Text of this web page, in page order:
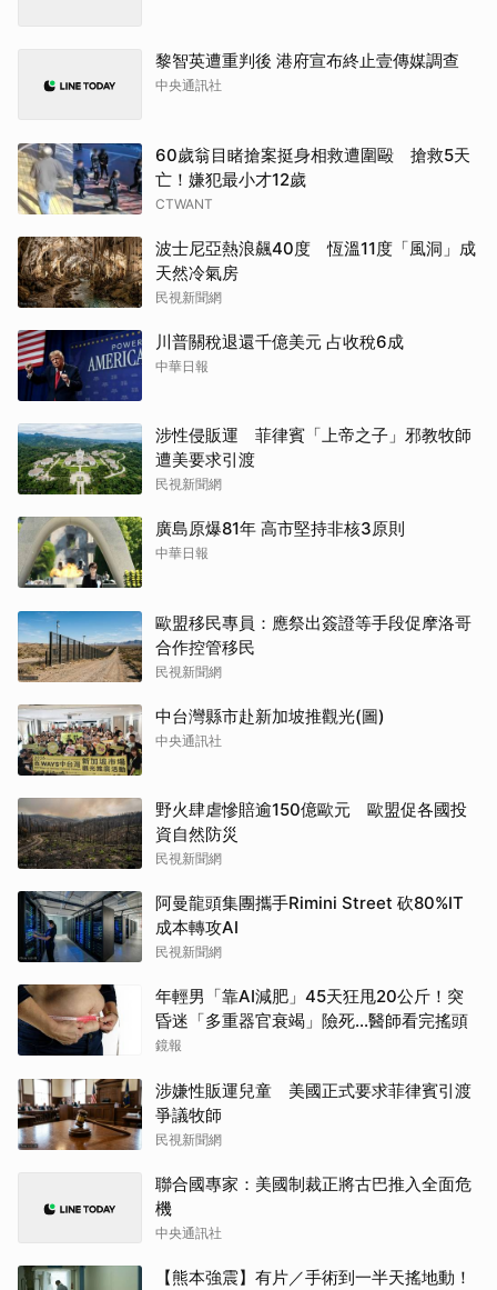
黎智英遭重判後 港府宣布終止壹傳媒調查
中央通訊社
60歲翁目睹搶案挺身相救遭圍毆 搶救5天
亡！嫌犯最小才12歲
CTWANT
波士尼亞熱浪飆40度 恆溫11度「風洞」成
天然冷氣房
民視新聞網
川普關稅退還千億美元 占收稅6成
中華日報
涉性侵販運 菲律賓「上帝之子」邪教牧師
遭美要求引渡
民視新聞網
廣島原爆81年 高市堅持非核3原則
中華日報
歐盟移民專員：應祭出簽證等手段促摩洛哥
合作控管移民
民視新聞網
中台灣縣市赴新加坡推觀光(圖)
中央通訊社
野火肆虐慘賠逾150億歐元 歐盟促各國投
資自然防災
民視新聞網
阿曼龍頭集團攜手Rimini Street 砍80%IT
成本轉攻AI
民視新聞網
年輕男「靠AI減肥」45天狂甩20公斤！突
昏迷「多重器官衰竭」險死...醫師看完搖頭
鏡報
涉嫌性販運兒童 美國正式要求菲律賓引渡
爭議牧師
民視新聞網
聯合國專家：美國制裁正將古巴推入全面危
機
中央通訊社
【熊本強震】有片／手術到一半天搖地動！